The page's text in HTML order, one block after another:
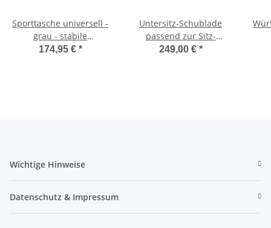
Sporttasche universell -
grau - stabile
Tragetasche für
174,95 € *
Untersitz-Schublade
passend zur Sitz-
Schlafbank SAF42 /
249,00 € *
Wichtige Hinweise
Datenschutz & Impressum